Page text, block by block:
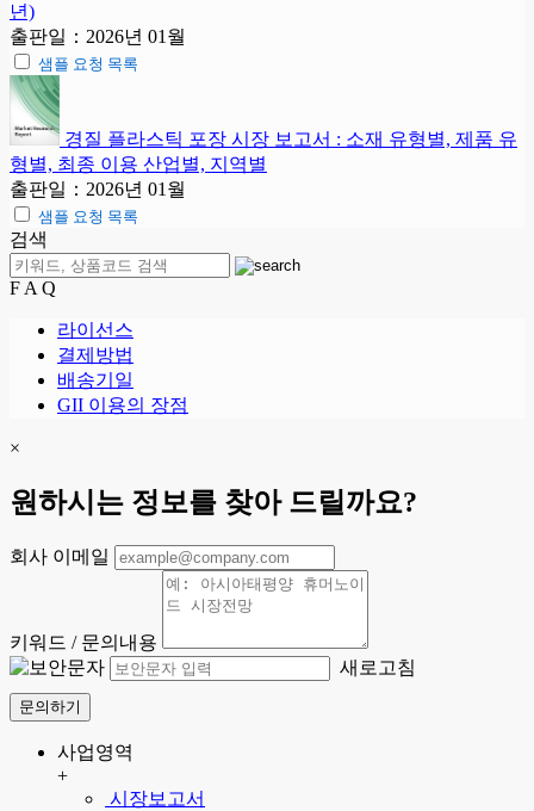
년)
출판일：2026년 01월
샘플 요청 목록
경질 플라스틱 포장 시장 보고서 : 소재 유형별, 제품 유
형별, 최종 이용 산업별, 지역별
출판일：2026년 01월
샘플 요청 목록
검색
F A Q
라이선스
결제방법
배송기일
GII 이용의 장점
×
원하시는 정보를 찾아 드릴까요?
회사 이메일
키워드 / 문의내용
새로고침
문의하기
사업영역
+
시장보고서